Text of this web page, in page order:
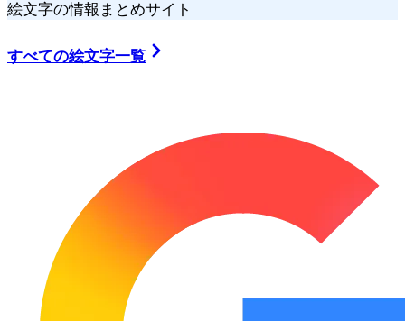
絵文字の情報まとめサイト
すべての絵文字一覧